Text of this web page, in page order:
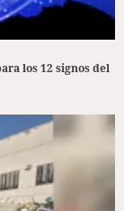
los 12 signos del